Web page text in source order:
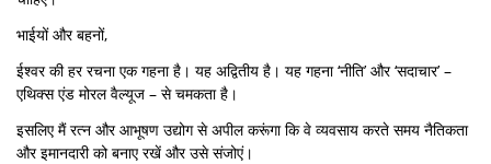
भाईयों और बहनों,
ईश्वर की हर रचना एक गहना है। यह अद्वितीय है। यह गहना ‘नीति’ और ‘सदाचार’ –
एथिक्स एंड मोरल वैल्यूज – से चमकता है।
इसलिए मैं रत्न और आभूषण उद्योग से अपील करूंगा कि वे व्यवसाय करते समय नैतिकता
और इमानदारी को बनाए रखें और उसे संजोएं।